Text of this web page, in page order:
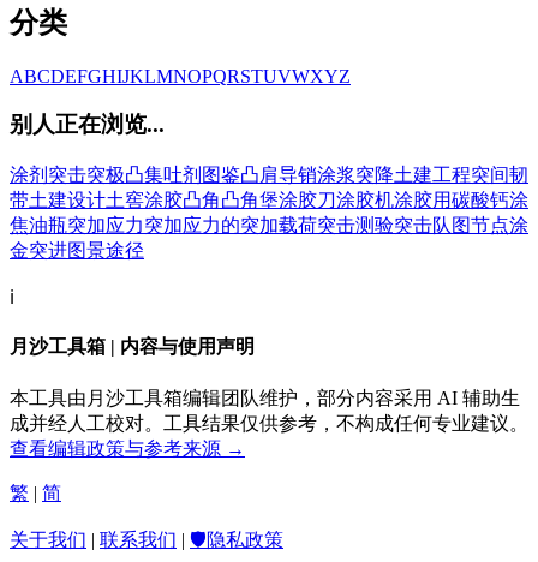
分类
ABCDEFGHIJKLMNOPQRSTUVWXYZ
别人正在浏览...
涂剂 突击突极凸集吐剂 图鉴凸肩导销涂浆突降土建工程突间韧
带土建设计土窖涂胶凸角凸角堡涂胶刀涂胶机涂胶用碳酸钙涂
焦油瓶突加应力突加应力的突加载荷突击测验突击队 图节点涂
金突进图景途径
ℹ️
月沙工具箱 | 内容与使用声明
本工具由月沙工具箱编辑团队维护，部分内容采用 AI 辅助生
成并经人工校对。工具结果仅供参考，不构成任何专业建议。
查看编辑政策与参考来源 →
繁 | 简
关于我们 | 联系我们 | 🛡️隐私政策